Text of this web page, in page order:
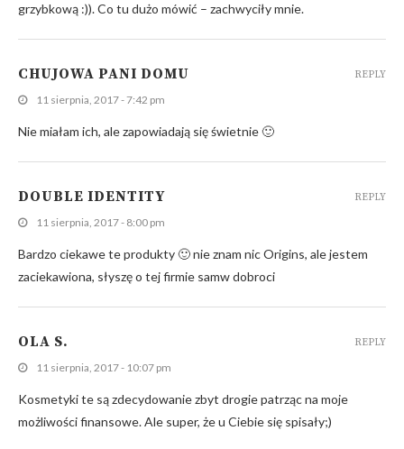
grzybkową :)). Co tu dużo mówić – zachwyciły mnie.
CHUJOWA PANI DOMU
11 sierpnia, 2017 - 7:42 pm
Nie miałam ich, ale zapowiadają się świetnie 🙂
REPLY
DOUBLE IDENTITY
11 sierpnia, 2017 - 8:00 pm
Bardzo ciekawe te produkty 🙂 nie znam nic Origins, ale jestem
zaciekawiona, słyszę o tej firmie samw dobroci
REPLY
OLA S.
11 sierpnia, 2017 - 10:07 pm
Kosmetyki te są zdecydowanie zbyt drogie patrząc na moje
możliwości finansowe. Ale super, że u Ciebie się spisały;)
REPLY